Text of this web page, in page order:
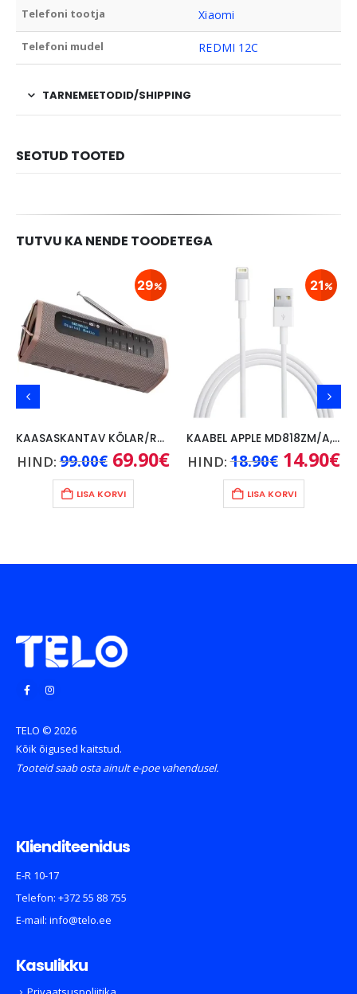
Telefoni tootja Xiaomi
Telefoni mudel REDMI 12C
TARNEMEETODID/SHIPPING
SEOTUD TOOTED
TUTVU KA NENDE TOODETEGA
29
KAASASKANTAV KÕLAR/RAADIO GRUNDIG FM, PRONKS
HIND:99.00€ Algne
hind
oli:
99.00€.
69.90€Praegune
hind
LISA KORVI
21
KAABEL APPLE MD818ZM/A, 1M
HIND:18.90€ Algne
hind
oli:
18.90€.
14.90€
LISA KORVI
TELO © 2026
Kõik õigused kaitstud.
Tooteid saab osta ainult e-poe vahendusel.
Klienditeenidus
E-R 10-17
Telefon: +372 55 88 755
E-mail: info@telo.ee
Kasulikku